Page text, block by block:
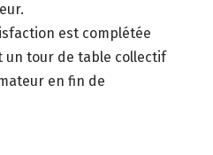
est complétée
un tour de table collectif
en fin de